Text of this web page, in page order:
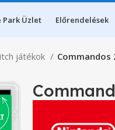
Park Üzlet Előrendelések
játékok Commandos